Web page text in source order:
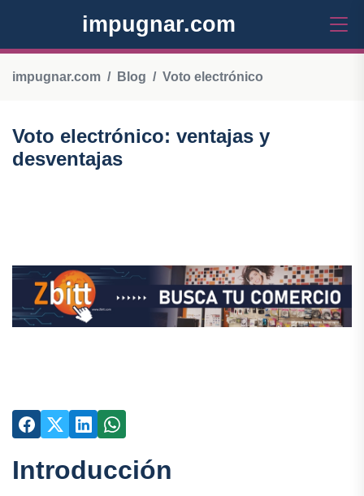
impugnar.com
impugnar.com Blog Voto electrónico
Voto electrónico: ventajas y
desventajas
Introducción